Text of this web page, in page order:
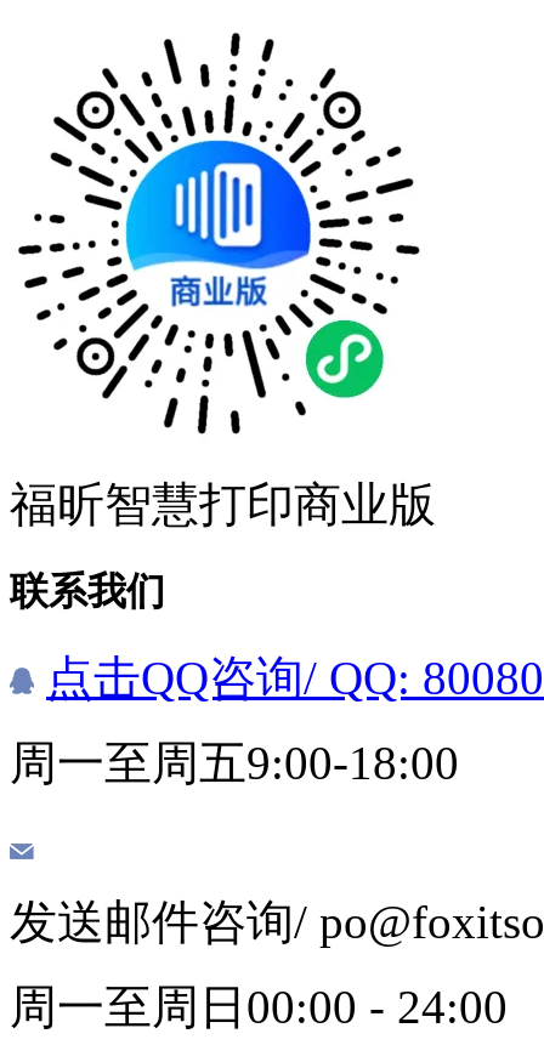
福昕智慧打印商业版
联系我们
点击QQ咨询/ QQ:
周一至周五9:00-18:00
发送邮件咨询/
周一至周日00:00 - 24:00